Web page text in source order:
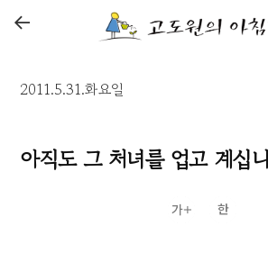
←
2011.5.31.화요일
아직도 그 처녀를 업고 계십